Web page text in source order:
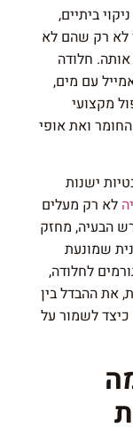
ביתיים,
לא רק שהם לא
חלודה
עם מים,
מקצועי
ואת אופי
ישנות
לא רק מעלים
הבעיה, מחזק
שמונעת
לחלודה,
את ההבדל בין
כיצד לשמור על